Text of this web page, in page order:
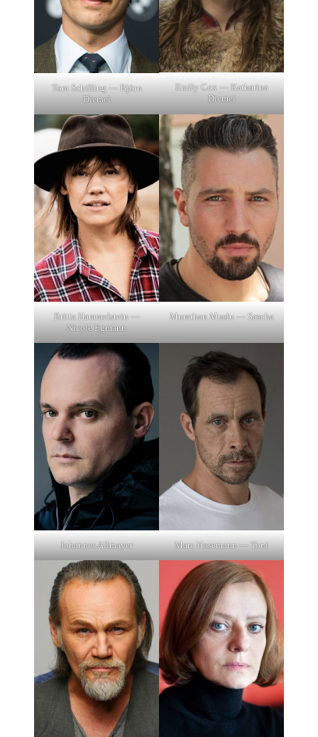
Tom Schilling — Björn
Diemel
Emily Cox — Katharina
Diemel
Britta Hammelstein —
Nicole Egmann
Murathan Muslu — Sascha
Johannes Allmayer Marc Hosemann — Toni